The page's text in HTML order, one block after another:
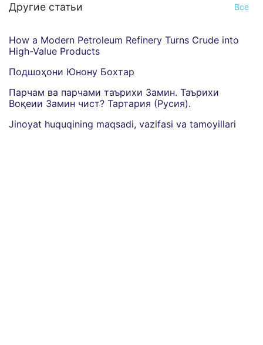
Другие статьи Все
How a Modern Petroleum Refinery Turns Crude into
High-Value Products
Подшоҳони Юнону Бохтар
Парчам ва парчами таърихи Замин. Таърихи
Воқеии Замин чист? Тартария (Русия).
Jinoyat huquqining maqsadi, vazifasi va tamoyillari